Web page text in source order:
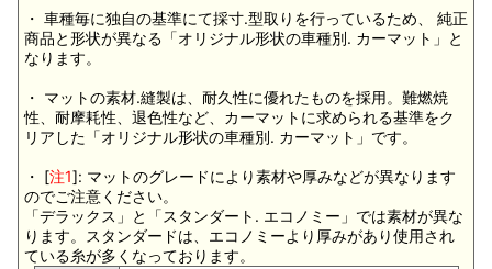
・ 車種毎に独自の基準にて採寸.型取りを行っているため、 純正
商品と形状が異なる「オリジナル形状の車種別. カーマット」と
なります。
・ マットの素材.縫製は、耐久性に優れたものを採用。難燃焼
性、耐摩耗性、退色性など、カーマットに求められる基準をク
リアした「オリジナル形状の車種別. カーマット」です。
・ [注1]: マットのグレードにより素材や厚みなどが異なります
のでご注意ください。
「デラックス」と「スタンダート. エコノミー」では素材が異な
ります。スタンダードは、エコノミーより厚みがあり使用され
ている糸が多くなっております。